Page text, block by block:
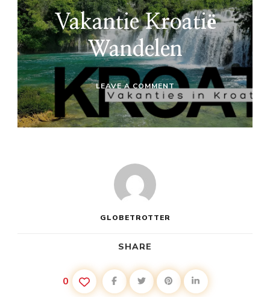
Vakantie Kroatië
Wandelen
LEAVE A COMMENTON
VAKANTIE
KROATIË
WANDELEN
GLOBETROTTER
SHARE
0